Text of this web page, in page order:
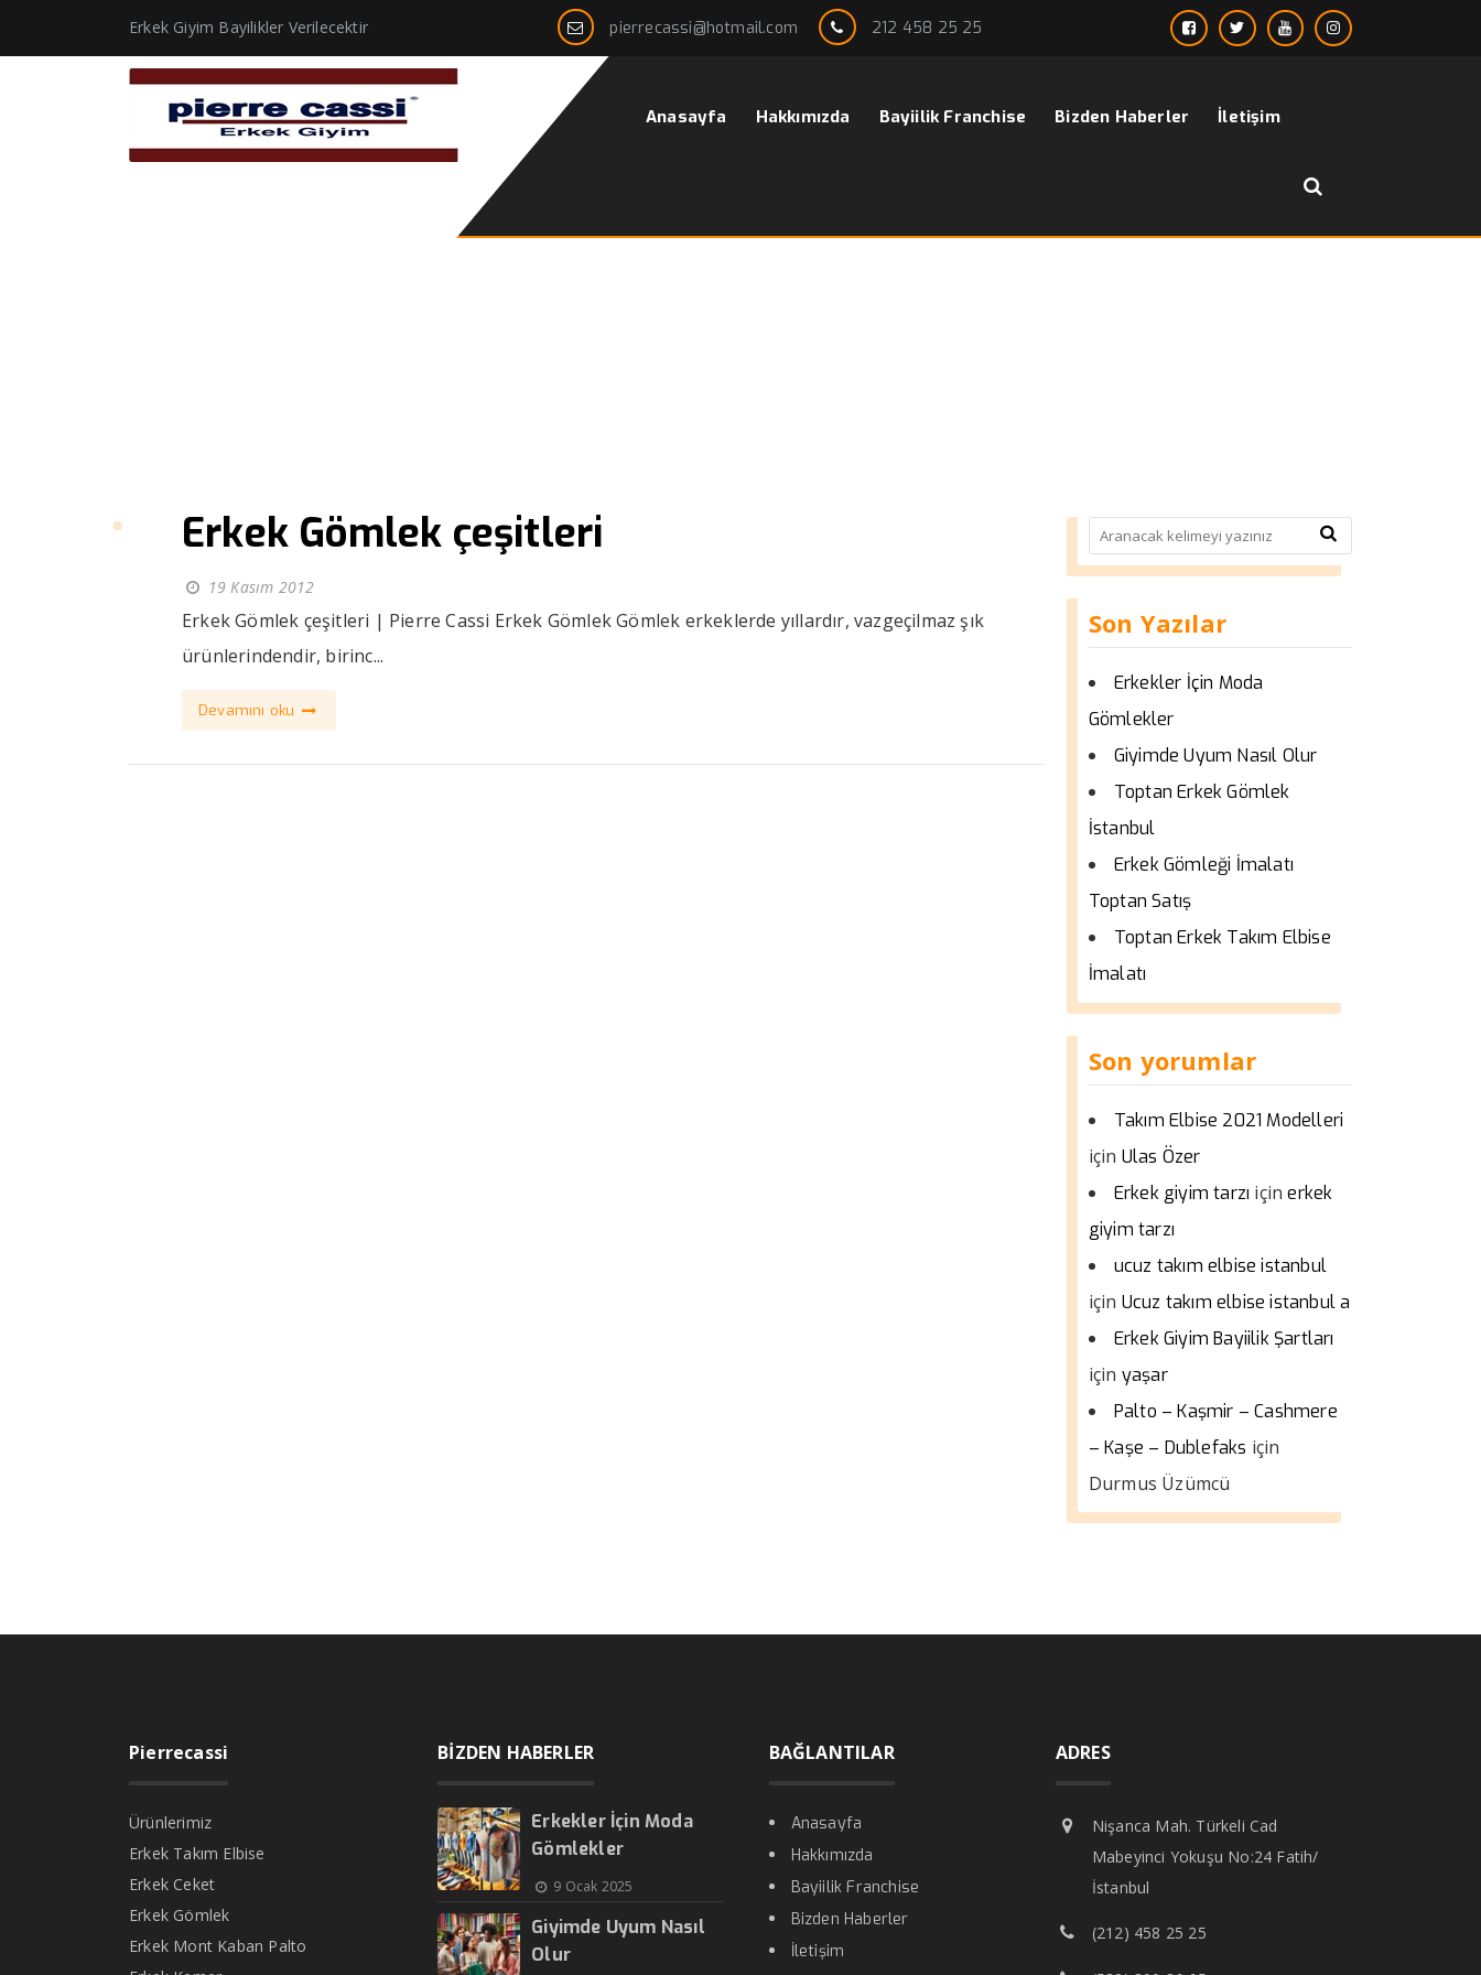
Erkek Giyim Bayilikler Verilecektir pierrecassi@hotmail.com 212 458 25 25
Anasayfa Hakkımızda Bayiilik Franchise Bizden Haberler İletişim
Erkek Gömlek çeşitleri
19 Kasım 2012
Erkek Gömlek çeşitleri | Pierre Cassi Erkek Gömlek Gömlek erkeklerde yıllardır, vazgeçilmaz şık
ürünlerindendir, birinc...
Devamını oku
Son Yazılar
Erkekler İçin Moda
Gömlekler
Giyimde Uyum Nasıl Olur
Toptan Erkek Gömlek
İstanbul
Erkek Gömleği İmalatı
Toptan Satış
Toptan Erkek Takım Elbise
İmalatı
Son yorumlar
Takım Elbise 2021 Modelleri
için Ulas Özer
Erkek giyim tarzı içinerkek
giyim tarzı
ucuz takım elbise istanbul
için Ucuz takım elbise istanbul a
Erkek Giyim Bayiilik Şartları
için yaşar
Palto – Kaşmir – Cashmere
– Kaşe – Dublefaks için
Durmus Üzümcü
Pierrecassi
Ürünlerimiz
Erkek Takım Elbise
Erkek Ceket
Erkek Gömlek
Erkek Mont Kaban Palto
BİZDEN HABERLER
Erkekler İçin Moda
Gömlekler
9 Ocak 2025
Giyimde Uyum Nasıl
Olur
BAĞLANTILAR
Anasayfa
Hakkımızda
Bayiilik Franchise
Bizden Haberler
İletişim
ADRES
Nişanca Mah. Türkeli Cad
Mabeyinci Yokuşu No:24 Fatih/
İstanbul
(212) 458 25 25